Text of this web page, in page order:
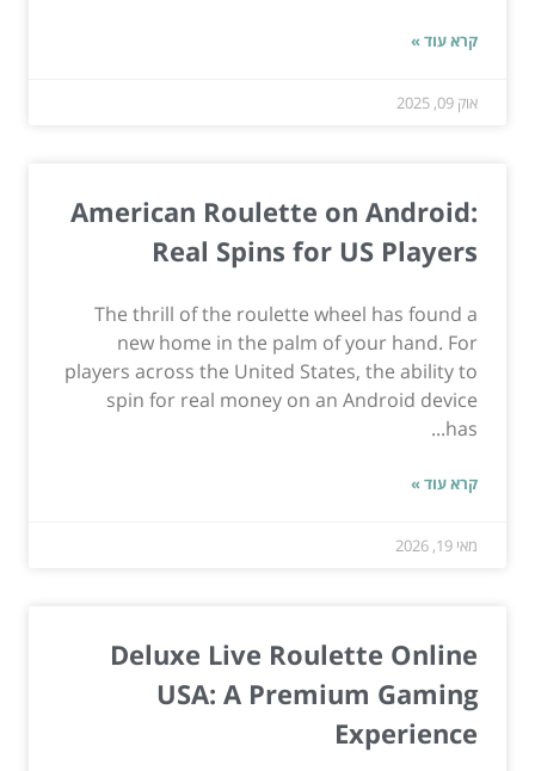
קרא עוד »
אוק 09, 2025
American Roulette on Android:
Real Spins for US Players
The thrill of the roulette wheel has found a
new home in the palm of your hand. For
players across the United States, the ability to
spin for real money on an Android device
has...
קרא עוד »
מאי 19, 2026
Deluxe Live Roulette Online
USA: A Premium Gaming
Experience